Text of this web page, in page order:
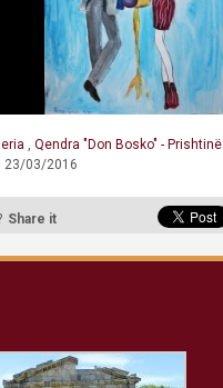
Qendra "Don Bosko" - Prishtinë
23/03/2016
Share it